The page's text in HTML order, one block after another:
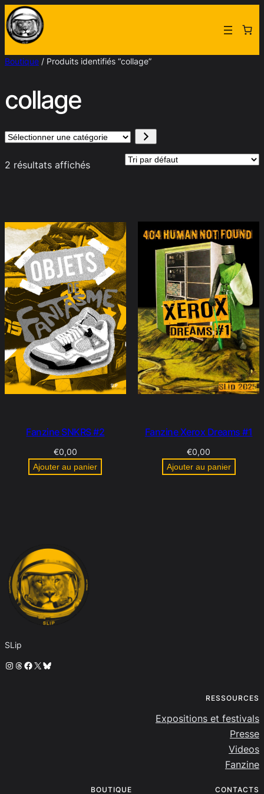
Aller
au
contenu
Boutique / Produits identifiés “collage”
collage
Sélectionner
catégorie
2 résultats affichés
Fanzine SNKRS #2
€0,00
Ajouter au panier
Fanzine Xerox Dreams #1
€0,00
Ajouter au panier
SLip
Instagram
Threads
Facebook
X Bluesky
RESSOURCES
Expositions et festivals
Presse
Videos
Fanzine
BOUTIQUE CONTACTS